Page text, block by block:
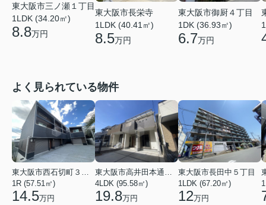
東大阪市三ノ瀬１丁目
1LDK (34.20㎡)
8.8万円
東大阪市長栄寺
1LDK (40.41㎡)
8.5万円
東大阪市御厨４丁目
1DK (36.93㎡)
6.7万円
よく見られている物件
東大阪市西石切町３丁目
1R (57.51㎡)
14.5万円
東大阪市高井田本通２丁目
4LDK (95.58㎡)
19.8万円
東大阪市長田中５丁目
1LDK (67.20㎡)
12万円